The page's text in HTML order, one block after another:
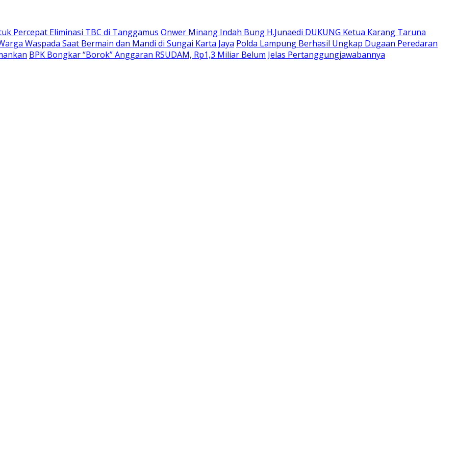
Percepat Eliminasi TBC di Tanggamus Onwer Minang Indah Bung H.Junaedi DUKUNG Ketua Karang Taruna
Waspada Saat Bermain dan Mandi di Sungai Karta Jaya Polda Lampung Berhasil Ungkap Dugaan Peredaran
BPK Bongkar “Borok” Anggaran RSUDAM, Rp1,3 Miliar Belum Jelas Pertanggungjawabannya